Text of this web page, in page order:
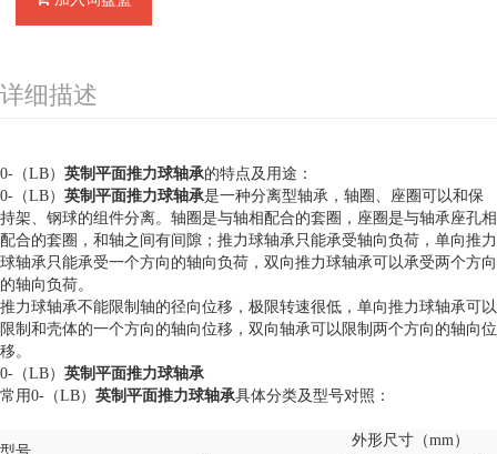
详细描述
0-（LB） 英制平面推力球轴承的特点及用途：
0-（LB） 英制平面推力球轴承是一种分离型轴承，轴圈、座圈可以和保
持架、钢球的组件分离。轴圈是与轴相配合的套圈，座圈是与轴承座孔相
配合的套圈，和轴之间有间隙；推力球轴承只能承受轴向负荷，单向推力
球轴承只能承受一个方向的轴向负荷，双向推力球轴承可以承受两个方向
的轴向负荷。
推力球轴承不能限制轴的径向位移，极限转速很低，单向推力球轴承可以
限制和壳体的一个方向的轴向位移，双向轴承可以限制两个方向的轴向位
移。
0-（LB） 英制平面推力球轴承
常用0-（LB） 英制平面推力球轴承具体分类及型号对照：
外形尺寸（mm）